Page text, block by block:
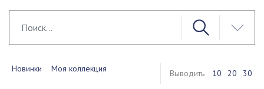
Новинки Моя коллекция Выводить 10 20 30